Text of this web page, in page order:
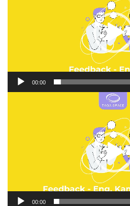
00:00
00:00